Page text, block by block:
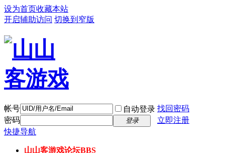
设为首页收藏本站
开启辅助访问 切换到窄版
帐号 自动登录 找回密码
密码
登录
立即注册
快捷导航
山山客游戏论坛BBS